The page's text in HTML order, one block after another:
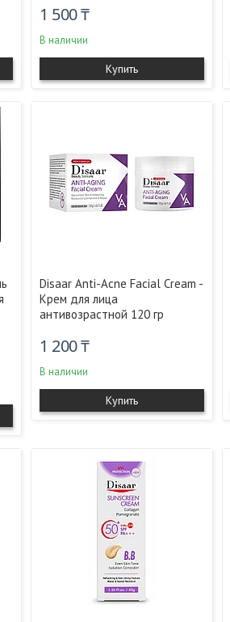
1 500 ₸
В наличии
Купить
Disaar Anti-Acne Facial Cream -
Крем для лица
антивозрастной 120 гр
1 200 ₸
В наличии
Купить